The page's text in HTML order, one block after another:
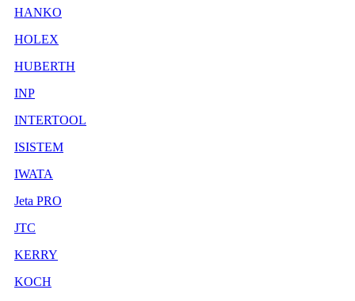
HANKO
HOLEX
HUBERTH
INP
INTERTOOL
ISISTEM
IWATA
Jeta PRO
JTC
KERRY
KOCH